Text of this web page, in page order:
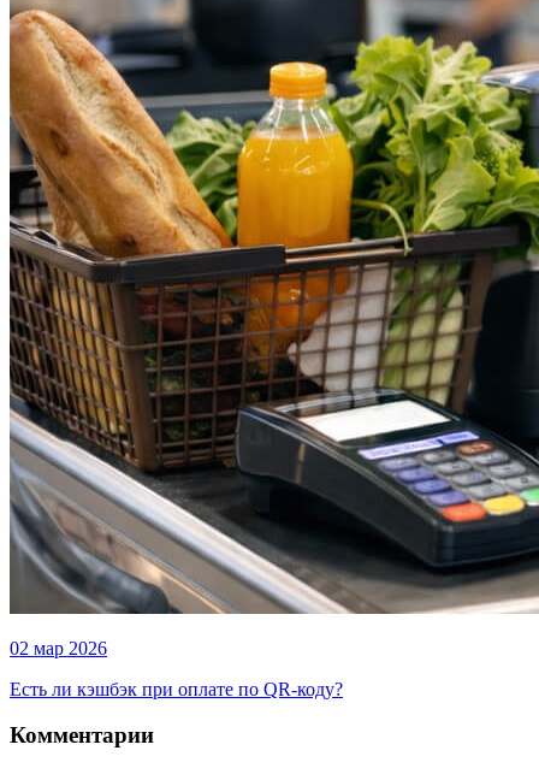
02 мар 2026
Есть ли кэшбэк при оплате по QR-коду?
Комментарии